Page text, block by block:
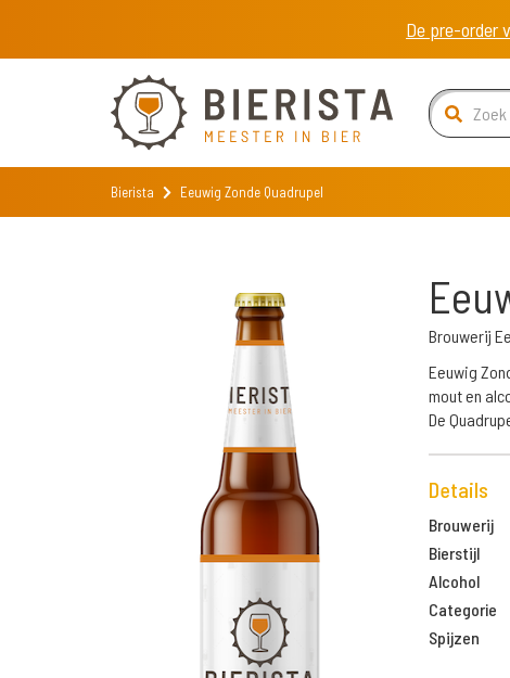
De pre-order
Bierista Eeuwig Zonde Quadrupel
Brouwerij
Eeuwig
mout en
De
Details
Brouwerij
Bierstijl
Alcohol
Categorie
Spijzen